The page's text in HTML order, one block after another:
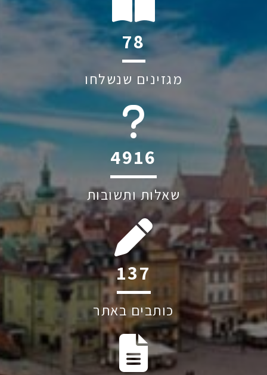
108
מגזינים שנשלחו
6045
שאלות ותשובות
190
כותבים באתר